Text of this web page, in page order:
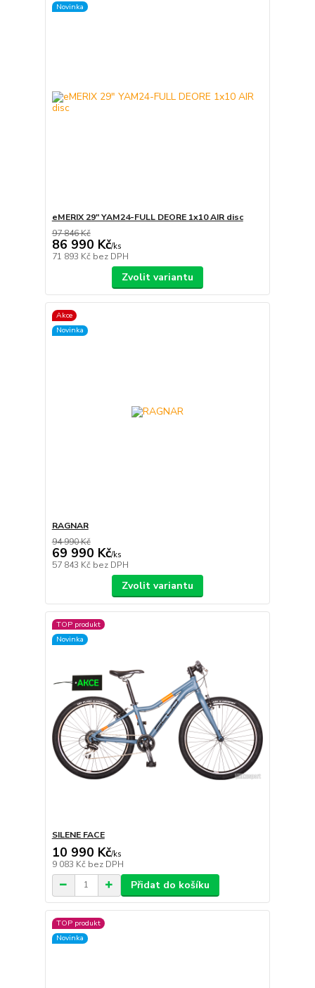
Novinka
eMERIX 29" YAM24-FULL DEORE 1x10 AIR disc
97 846 Kč
86 990 Kč/ks
71 893 Kč bez DPH
Zvolit variantu
Akce
Novinka
RAGNAR
94 990 Kč
69 990 Kč/ks
57 843 Kč bez DPH
Zvolit variantu
TOP produkt
Novinka
SILENE FACE
10 990 Kč/ks
9 083 Kč bez DPH
Přidat do košíku
TOP produkt
Novinka